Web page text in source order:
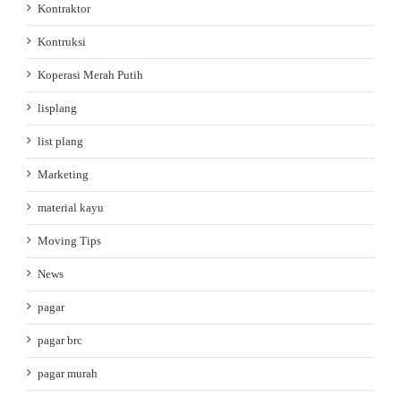
Kontraktor
Kontruksi
Koperasi Merah Putih
lisplang
list plang
Marketing
material kayu
Moving Tips
News
pagar
pagar brc
pagar murah